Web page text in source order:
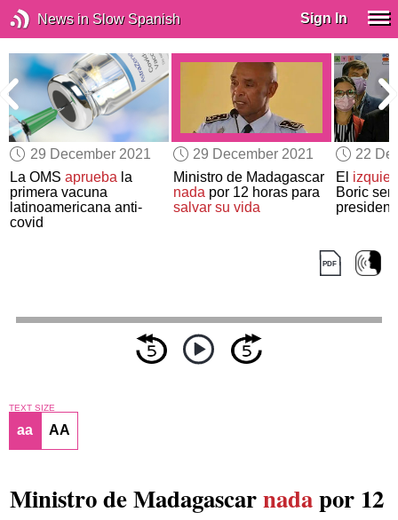
News in Slow Spanish Sign In
29 December 2021
La OMSaprueba la
primera vacuna
latinoamericana anti-
covid
29 December 2021
Ministro de Madagascar
nadapor 12 horas para
salvar su vida
22
El
Boric
TEXT SIZE
aa AA
Ministro de Madagascarnadapor 12